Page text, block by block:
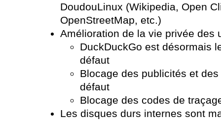
DoudouLinux (Wikipedia, Open
OpenStreetMap, etc.)
Amélioration de la vie privée des
DuckDuckGo est désormais
défaut
Blocage des publicités et
défaut
Blocage des codes de
Les disques durs internes sont